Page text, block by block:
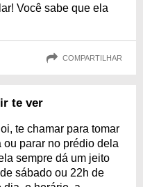
Você sabe que ela
COMPARTILHAR
te ver
te chamar para tomar
parar no prédio dela
sempre dá um jeito
sábado ou 22h de